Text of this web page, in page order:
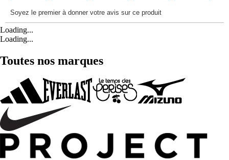
Loading...
Loading...
Toutes nos marques